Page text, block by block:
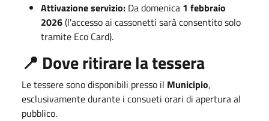
Attivazione servizio: Da domenica 1 febbraio
2026(l'accesso ai cassonetti sarà consentito solo
tramite Eco Card).
📍 Dove ritirare la tessera
Le tessere sono disponibili presso il Municipio,
esclusivamente durante i consueti orari di apertura al
pubblico.